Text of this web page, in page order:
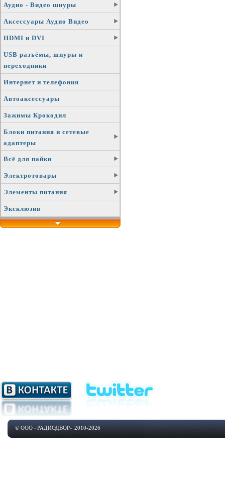
Аудио - Видео шнуры
Аксессуары Аудио Видео
HDMI и DVI
USB разъёмы, шнуры и
переходники
Интернет и телефония
Автоаксессуары
Зажимы Крокодил
Блоки питания и сетевые
адаптеры
Всё для пайки
Электротовары
Элементы питания
Эксклюзив
© ООО «РАДИОДВОР» 2010-2026